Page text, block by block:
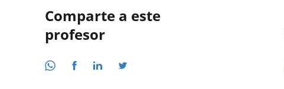
Comparte a este
profesor